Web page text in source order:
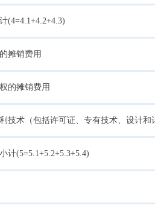
(4=4.1+4.2+4.3)
摊销费用
的摊销费用
技术（包括许可证、专有技术、设计
计(5=5.1+5.2+5.3+5.4)